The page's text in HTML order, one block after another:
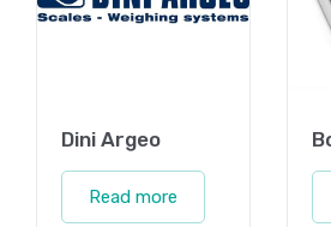
Dini Argeo
Read more